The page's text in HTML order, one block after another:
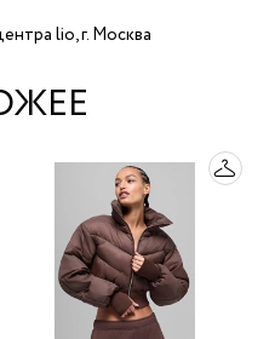
lio, г. Москва